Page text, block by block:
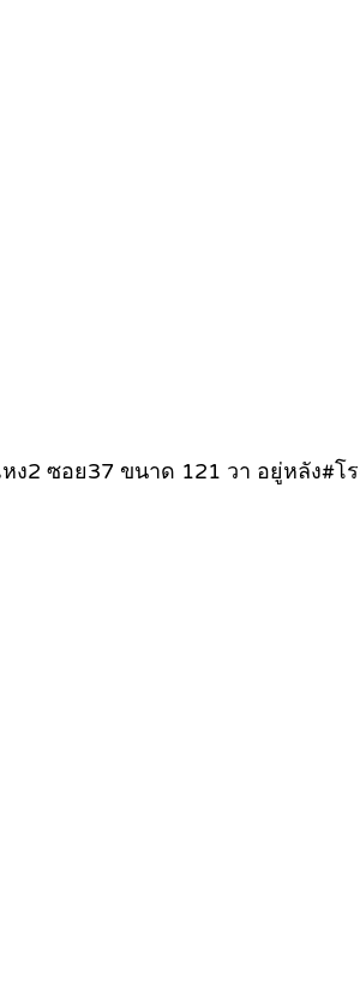
2 ซอย37 ขนาด 121 วา อยู่หลัง#โ